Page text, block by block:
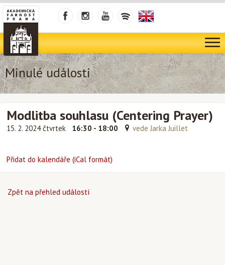
Minulé události
Modlitba souhlasu (Centering Prayer)
15. 2. 2024 čtvrtek 16:30 - 18:00 vede Jarka Juillet
Přidat do kalendáře (iCal formát)
Zpět na přehled událostí